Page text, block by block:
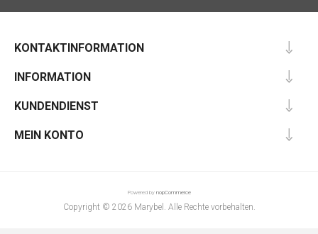
KONTAKTINFORMATION
INFORMATION
KUNDENDIENST
MEIN KONTO
Powered by nopCommerce
Copyright © 2026 Marybel. Alle Rechte vorbehalten.